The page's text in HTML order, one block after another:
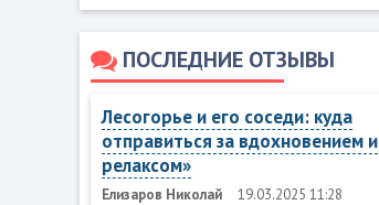
ПОСЛЕДНИЕ ОТЗЫВЫ
Лесогорье и его соседи: куда
отправиться за вдохновением и
релаксом»
Елизаров Николай 19.03.2025 11:28